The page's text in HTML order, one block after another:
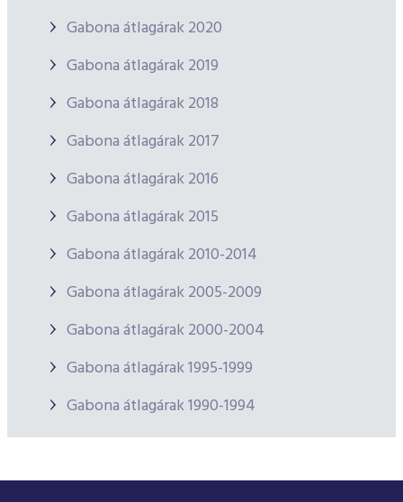
Gabona átlagárak 2020
Gabona átlagárak 2019
Gabona átlagárak 2018
Gabona átlagárak 2017
Gabona átlagárak 2016
Gabona átlagárak 2015
Gabona átlagárak 2010-2014
Gabona átlagárak 2005-2009
Gabona átlagárak 2000-2004
Gabona átlagárak 1995-1999
Gabona átlagárak 1990-1994